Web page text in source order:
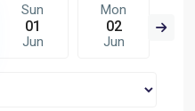
Sun
01
Jun
Mon
02
Jun